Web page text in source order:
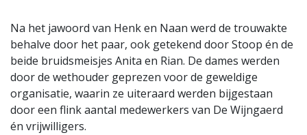
Na het jawoord van Henk en Naan werd de trouwakte
behalve door het paar, ook getekend door Stoop én de
beide bruidsmeisjes Anita en Rian. De dames werden
door de wethouder geprezen voor de geweldige
organisatie, waarin ze uiteraard werden bijgestaan
door een flink aantal medewerkers van De Wijngaerd
én vrijwilligers.